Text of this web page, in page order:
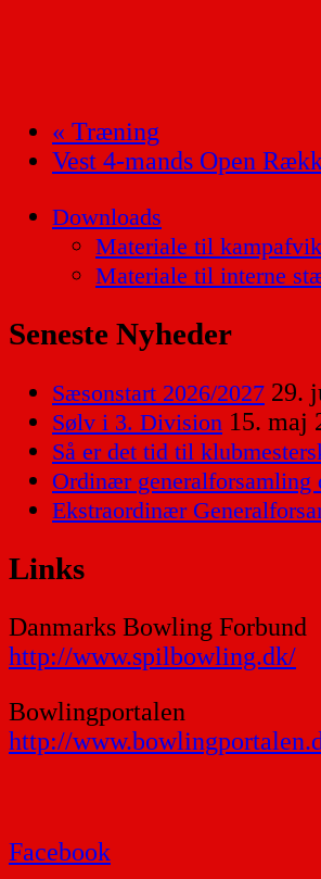
« Træning
Vest 4-mands Open
Downloads
Materiale til
Materiale til interne
Seneste Nyheder
Sæsonstart 2026/2027 29.
Sølv i 3. Division 15. maj
Så er det tid til
Ordinær generalforsamling
Ekstraordinær
Links
Danmarks Bowling Forbund
http://www.spilbowling.dk/
Bowlingportalen
http://
Facebook